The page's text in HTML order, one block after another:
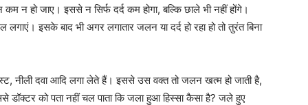
न हो जाए। इससे न सिर्फ दर्द कम होगा, बल्कि छाले भी नहीं होंगे।
इसके बाद भी अगर लगातार जलन या दर्द हो रहा हो तो तुरंत बिना
नीली दवा आदि लगा लेते हैं। इससे उस वक्त तो जलन खत्म हो जाती है,
डॉक्टर को पता नहीं चल पाता कि जला हुआ हिस्सा कैसा है? जले हुए